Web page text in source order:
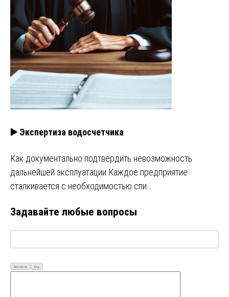
▶️ Экспертиза водосчетчика
Как документально подтвердить невозможность
дальнейшей эксплуатации Каждое предприятие
сталкивается с необходимостью спи…
Задавайте любые вопросы
Визуально Код